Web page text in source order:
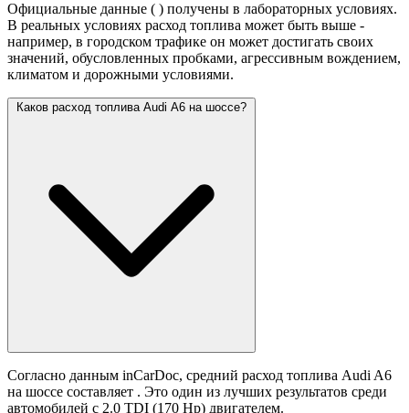
Официальные данные ( ) получены в лабораторных условиях.
В реальных условиях расход топлива может быть выше -
например, в городском трафике он может достигать своих
значений, обусловленных пробками, агрессивным вождением,
климатом и дорожными условиями.
Каков расход топлива Audi A6 на шоссе?
Согласно данным inCarDoc, средний расход топлива Audi A6
на шоссе составляет . Это один из лучших результатов среди
автомобилей с 2.0 TDI (170 Hp) двигателем.